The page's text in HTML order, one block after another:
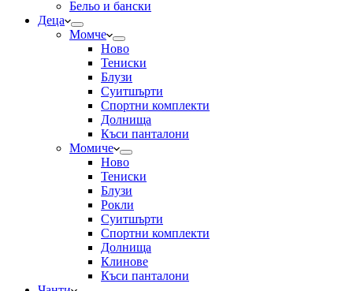
Бельо и бански
Деца
Момче
Ново
Тениски
Блузи
Суитшърти
Спортни комплекти
Долнища
Къси панталони
Момиче
Ново
Тениски
Блузи
Рокли
Суитшърти
Спортни комплекти
Долнища
Клинове
Къси панталони